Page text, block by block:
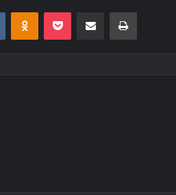
VKontakteOdnoklassniki
Pocket E-Posta ile paylaş Yazdır